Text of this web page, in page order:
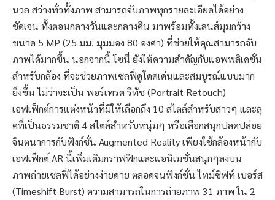
นวล สว่างทั่วทั้งภาพ สามารถจับภาพทุกรายละเอียดได้อย่าง
ชัดเจน ทั้งตอนกลางวันและกลางคืน มาพร้อมทั้งเลนส์มุมกว้าง
ขนาด 5 MP (25 มม. มุมมอง 80 องศา) ที่ช่วยให้คุณสามารถจับ
ภาพได้มากขึ้น นอกจากนี้ โซนี่ ยังให้ความสำคัญกับแอพพลิเคชั่น
สำหรับกล้อง ที่จะช่วยภาพเซลฟี่ดูโดดเด่นและสมบูรณ์แบบมาก
ยิ่งขึ้น ไม่ว่าจะเป็น พอร์เทรต รีทัช (Portrait Retouch)
เอฟเฟ็กต์การแต่งหน้าที่มีให้เลือกถึง 10 สไตล์สำหรับสาวๆ และลุ
คที่เป็นธรรมชาติ 4 สไตล์สำหรับหนุ่มๆ หรือเลือกสนุกปลดปล่อย
จินตนาการกับฟังก์ชั่น Augmented Reality เพียงใช้กล้องหน้ากับ
เอฟเฟ็กต์ AR นี้เพิ่มเติมกราฟฟิกและแอนิเมชั่นสนุกๆลงบน
ภาพถ่ายเซลฟี่ได้อย่างง่ายดาย ตลอดจนฟังก์ชั่น ไทม์ชิฟท์ เบอร์ส
(Timeshift Burst) ความสามารถในการถ่ายภาพ 31 ภาพ ใน 2